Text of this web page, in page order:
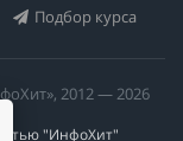
Подбор курса
2012 — 2026
"ИнфоХит"